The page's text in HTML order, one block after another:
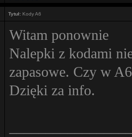
Tytuł: Kody A6
Witam ponownie
Nalepki z kodami
zapasowe. Czy w
Dzięki za info.